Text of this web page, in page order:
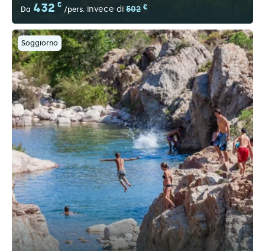
Da 432 €
/pers. invece di 502 €
Soggiorno